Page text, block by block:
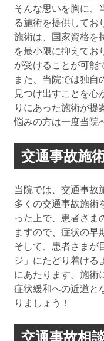
そんな思いを胸に、
る施術を提供してお
施術は、国家資格を
を最小限に抑えてお
が受けることが可能
また、当院では独自
見つけ出すことを心
りにあった施術が提
悩みの方は一度当院
交通事故施
当院では、交通事故
多くの交通事故施術
った上で、患者さま
ますので、症状の早
そして、患者さまが
ジ」にたどり着ける
にあたります。施術
症状緩和への近道と
りましょう！
交通事故相